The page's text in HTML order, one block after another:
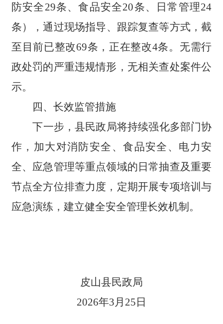
防安全29条、食品安全20条、日常管理24
条） ，通过现场指导、跟踪复查等方式，截
至目前已整改69条，正在整改4条。无需行
政处罚的严重违规情形，无相关查处案件公
示。
四、长效监管措施
下一步，县民政局将持续强化多部门协
作，加大对消防安全、食品安全、电力安
全、应急管理等重点领域的日常抽查及重要
节点全方位排查力度，定期开展专项培训与
应急演练，建立健全安全管理长效机制。
皮山县民政局
2026年3月 25 日